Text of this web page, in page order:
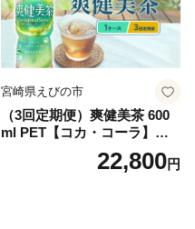
宮崎県えびの市
（3回定期便）爽健美茶 600
ml PET【コカ・コーラ】ペ
ットボトル 1ケース(24本) 定
期便 3回(72本) セット お茶
22,800円